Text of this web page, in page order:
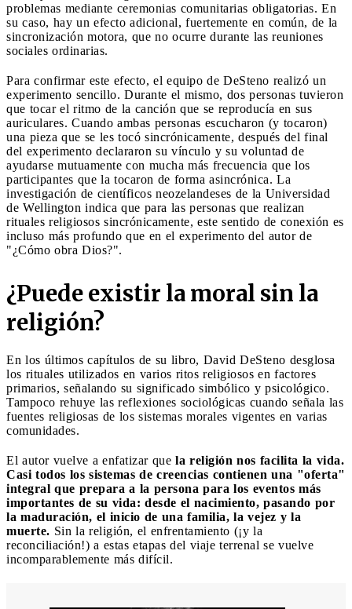
problemas mediante ceremonias comunitarias obligatorias. En
su caso, hay un efecto adicional, fuertemente en común, de la
sincronización motora, que no ocurre durante las reuniones
sociales ordinarias.
Para confirmar este efecto, el equipo de DeSteno realizó un
experimento sencillo. Durante el mismo, dos personas tuvieron
que tocar el ritmo de la canción que se reproducía en sus
auriculares. Cuando ambas personas escucharon (y tocaron)
una pieza que se les tocó sincrónicamente, después del final
del experimento declararon su vínculo y su voluntad de
ayudarse mutuamente con mucha más frecuencia que los
participantes que la tocaron de forma asincrónica. La
investigación de científicos neozelandeses de la Universidad
de Wellington indica que para las personas que realizan
rituales religiosos sincrónicamente, este sentido de conexión es
incluso más profundo que en el experimento del autor de
"¿Cómo obra Dios?".
¿Puede existir la moral sin la
religión?
En los últimos capítulos de su libro, David DeSteno desglosa
los rituales utilizados en varios ritos religiosos en factores
primarios, señalando su significado simbólico y psicológico.
Tampoco rehuye las reflexiones sociológicas cuando señala las
fuentes religiosas de los sistemas morales vigentes en varias
comunidades.
El autor vuelve a enfatizar que la religión nos facilita la vida.
Casi todos los sistemas de creencias contienen una "oferta"
integral que prepara a la persona para los eventos más
importantes de su vida: desde el nacimiento, pasando por
la maduración, el inicio de una familia, la vejez y la
muerte. Sin la religión, el enfrentamiento (¡y la
reconciliación!) a estas etapas del viaje terrenal se vuelve
incomparablemente más difícil.